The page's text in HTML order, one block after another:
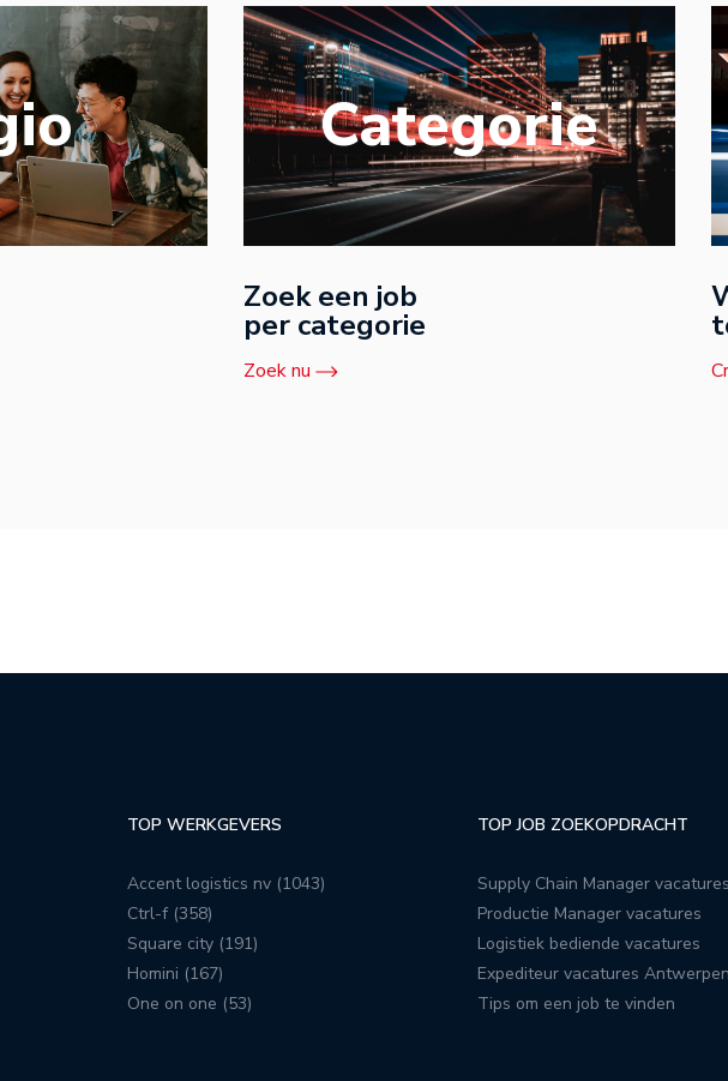
Categorie
Zoek een job
per categorie
Zoek nu
TOP WERKGEVERS
Accent logistics nv (1043)
Ctrl-f (358)
Square city (191)
Homini (167)
One on one (53)
TOP JOB ZOEKOPDRACHT
Supply Chain Manager vacatures
Productie Manager vacatures
Logistiek bediende vacatures
Expediteur vacatures Antwerpen
Tips om een job te vinden